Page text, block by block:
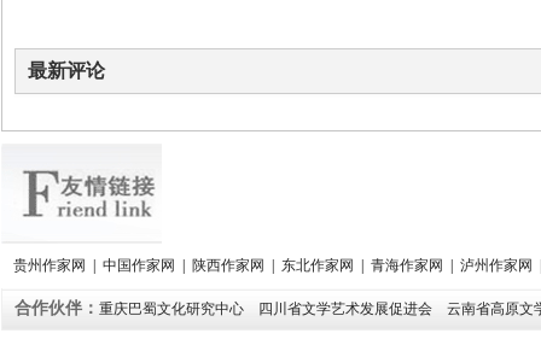
最新评论
贵州作家网 | 中国作家网 | 陕西作家网 | 东北作家网 | 青海作家网 | 泸州作家网
合作伙伴： 重庆巴蜀文化研究中心 四川省文学艺术发展促进会 云南省高原文